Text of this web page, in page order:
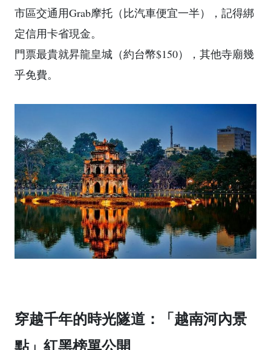
市區交通用Grab摩托（比汽車便宜一半），記得綁
定信用卡省現金。
門票最貴就昇龍皇城（約台幣$150），其他寺廟幾
乎免費。
穿越千年的時光隧道：「越南河內景
點」紅黑榜單公開